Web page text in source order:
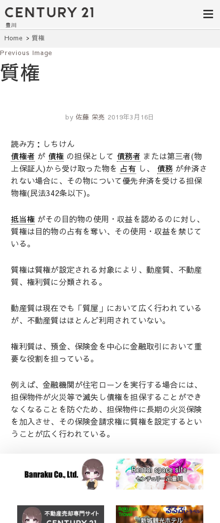
豊田市の中古
住宅・土地・
リノベ物件探
し｜センチュ
リー21豊川
建て・土地探しはセンチュリー21豊
川へ。豊田市内の最新物件情報を随
時更新中！駅近、建築条件無し、ペ
ット可、学区別など、お客様のこだ
単検索。
Home 質権
Previous Image
質権
by 佐藤 栄亮 2019年3月16日
読み方：しちけん
債権者 が 債権 の担保として 債務者 または第三者(物
上保証人)から受け取った物を 占有し、 債務 が弁済さ
れない場合に、その物について優先弁済を受ける担保
物権(民法342条以下)。
抵当権 がその目的物の使用・収益を認めるのに対し、
質権は目的物の占有を奪い、その使用・収益を禁じて
いる。
質権は質権が設定される対象により、動産質、不動産
質、権利質に分類される。
動産質は現在でも「質屋」において広く行われている
が、不動産質はほとんど利用されていない。
権利質は、預金、保険金を中心に金融取引において重
要な役割を担っている。
例えば、金融機関が住宅ローンを実行する場合には、
担保物件が火災等で滅失し債権を担保することができ
なくなることを防ぐため、担保物件に長期の火災保険
を加入させ、その保険金請求権に質権を設定するとい
うことが広く行われている。